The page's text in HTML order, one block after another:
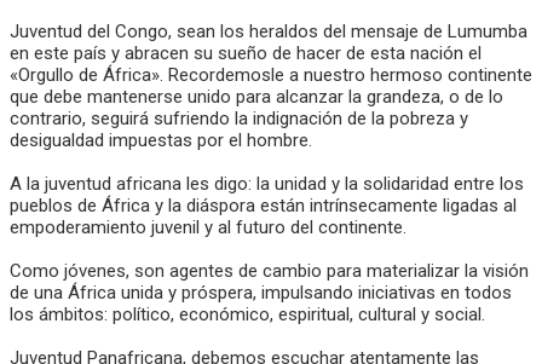
Juventud del Congo, sean los heraldos del mensaje de Lumumba
en este país y abracen su sueño de hacer de esta nación el
«Orgullo de África». Recordemosle a nuestro hermoso continente
que debe mantenerse unido para alcanzar la grandeza, o de lo
contrario, seguirá sufriendo la indignación de la pobreza y
desigualdad impuestas por el hombre.
A la juventud africana les digo: la unidad y la solidaridad entre los
pueblos de África y la diáspora están intrínsecamente ligadas al
empoderamiento juvenil y al futuro del continente.
Como jóvenes, son agentes de cambio para materializar la visión
de una África unida y próspera, impulsando iniciativas en todos
los ámbitos: político, económico, espiritual, cultural y social.
Juventud Panafricana, debemos escuchar atentamente las